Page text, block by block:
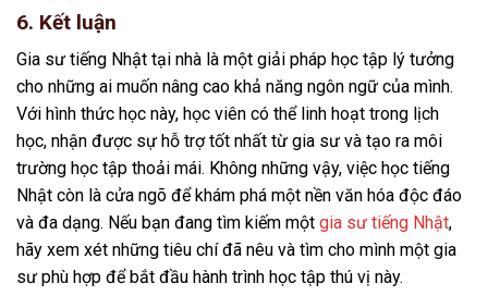
6. Kết luận
Gia sư tiếng Nhật tại nhà là một giải pháp học tập lý tưởng
cho những ai muốn nâng cao khả năng ngôn ngữ của mình.
Với hình thức học này, học viên có thể linh hoạt trong lịch
học, nhận được sự hỗ trợ tốt nhất từ gia sư và tạo ra môi
trường học tập thoải mái. Không những vậy, việc học tiếng
Nhật còn là cửa ngõ để khám phá một nền văn hóa độc đáo
và đa dạng. Nếu bạn đang tìm kiếm một gia sư tiếng Nhật,
hãy xem xét những tiêu chí đã nêu và tìm cho mình một gia
sư phù hợp để bắt đầu hành trình học tập thú vị này.